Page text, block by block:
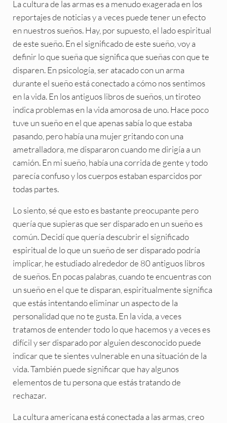
La cultura de las armas es a menudo exagerada en los
reportajes de noticias y a veces puede tener un efecto
en nuestros sueños. Hay, por supuesto, el lado espiritual
de este sueño. En el significado de este sueño, voy a
definir lo que sueña que significa que sueñas con que te
disparen. En psicología, ser atacado con un arma
durante el sueño está conectado a cómo nos sentimos
en la vida. En los antiguos libros de sueños, un tiroteo
indica problemas en la vida amorosa de uno. Hace poco
tuve un sueño en el que apenas sabía lo que estaba
pasando, pero había una mujer gritando con una
ametralladora, me dispararon cuando me dirigía a un
camión. En mi sueño, había una corrida de gente y todo
parecía confuso y los cuerpos estaban esparcidos por
todas partes.
Lo siento, sé que esto es bastante preocupante pero
quería que supieras que ser disparado en un sueño es
común. Decidí que quería descubrir el significado
espiritual de lo que un sueño de ser disparado podría
implicar, he estudiado alrededor de 80 antiguos libros
de sueños. En pocas palabras, cuando te encuentras con
un sueño en el que te disparan, espiritualmente significa
que estás intentando eliminar un aspecto de la
personalidad que no te gusta. En la vida, a veces
tratamos de entender todo lo que hacemos y a veces es
difícil y ser disparado por alguien desconocido puede
indicar que te sientes vulnerable en una situación de la
vida. También puede significar que hay algunos
elementos de tu persona que estás tratando de
rechazar.
La cultura americana está conectada a las armas, creo